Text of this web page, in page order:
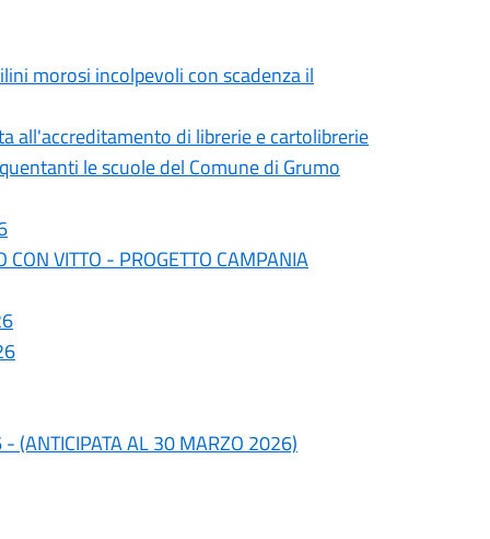
morosi incolpevoli con scadenza il
all'accreditamento di librerie e cartolibrerie
le scuole del Comune di Grumo
CON VITTO - PROGETTO CAMPANIA
AL 30 MARZO 2026)